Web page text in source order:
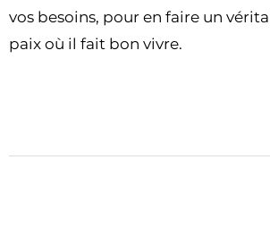
vos besoins, pour en faire un
paix où il fait bon vivre.